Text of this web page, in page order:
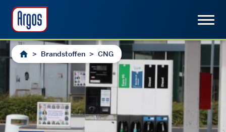
> Brandstoffen > CNG